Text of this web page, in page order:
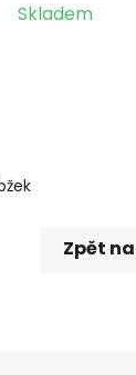
Skladem
Zpět